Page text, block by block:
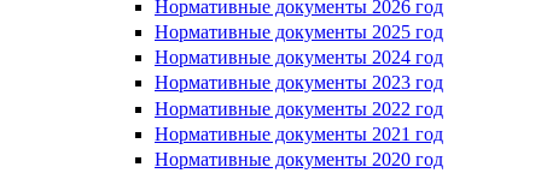
Нормативные документы 2026 год
Нормативные документы 2025 год
Нормативные документы 2024 год
Нормативные документы 2023 год
Нормативные документы 2022 год
Нормативные документы 2021 год
Нормативные документы 2020 год